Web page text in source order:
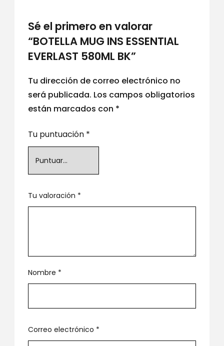
Sé el primero en valorar
“BOTELLA MUG INS ESSENTIAL
EVERLAST 580ML BK”
Tu dirección de correo electrónico no
será publicada. Los campos obligatorios
están marcados con *
Tu puntuación *
Tu valoración *
Nombre *
Correo electrónico *